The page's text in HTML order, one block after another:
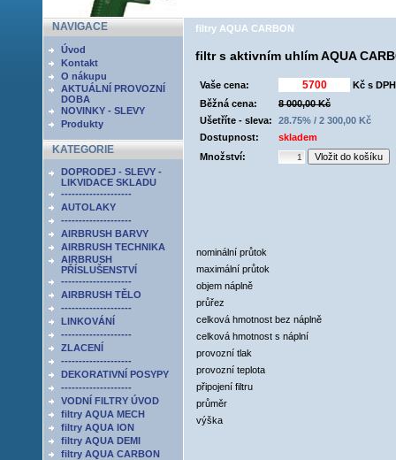
NAVIGACE
Úvod
Kontakt
O nákupu
AKTUÁLNÍ PROVOZNÍ
DOBA
NOVINKY - SLEVY
Produkty
KATEGORIE
DOPRODEJ - SLEVY -
LIKVIDACE SKLADU
--------------------
AUTOLAKY
--------------------
AIRBRUSH BARVY
AIRBRUSH TECHNIKA
AIRBRUSH
PŘÍSLUŠENSTVÍ
--------------------
AIRBRUSH TĚLO
--------------------
LINKOVÁNÍ
--------------------
ZLACENÍ
--------------------
DEKORATIVNÍ POSYPY
--------------------
VODNÍ FILTRY ÚVOD
filtry AQUA MECH
filtry AQUA ION
filtry AQUA DEMI
filtry AQUA CARBON
filtry AQUA CARBON
filtr s aktivním uhlím AQUA
Vaše cena:
Kč s DPH
Běžná cena:
8 000,00 Kč
Ušetříte - sleva:
28.75% / 2 300,00 Kč
Dostupnost:
skladem
Množství:
nominální průtok
maximální průtok
objem náplně
průřez
celková hmotnost bez náplně
celková hmotnost s náplní
provozní tlak
provozní teplota
připojení filtru
průměr
výška